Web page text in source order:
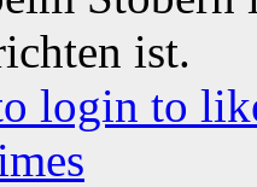
ist.
login to